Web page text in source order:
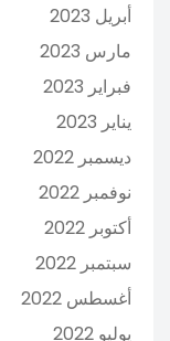
أبريل 2023
مارس 2023
فبراير 2023
يناير 2023
ديسمبر 2022
نوفمبر 2022
أكتوبر 2022
سبتمبر 2022
أغسطس 2022
يوليو 2022